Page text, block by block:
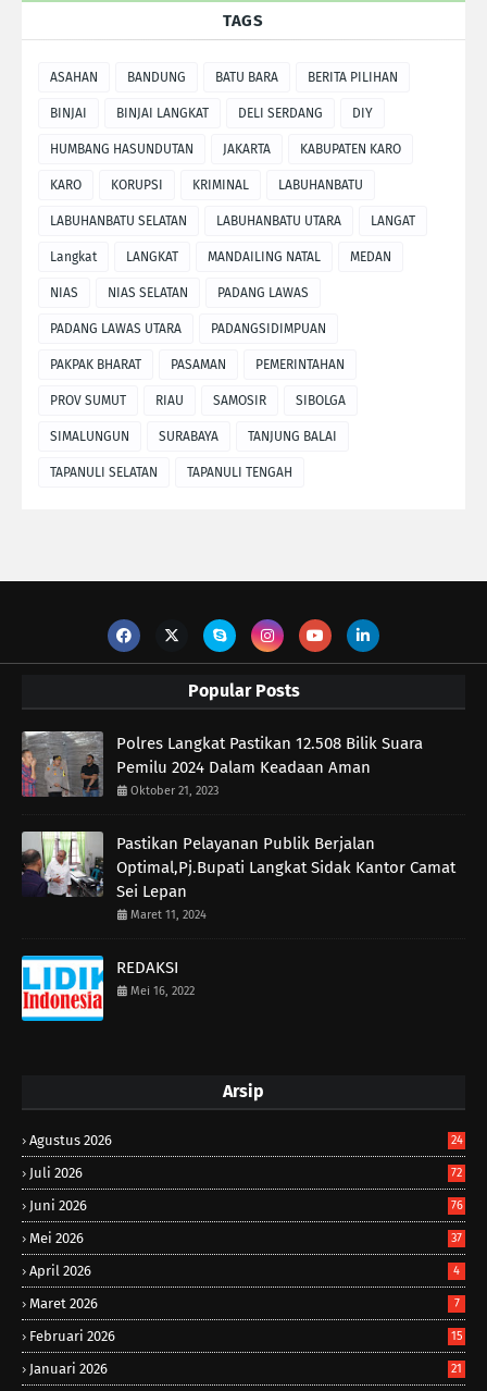
TAGS
ASAHAN BANDUNG BATU BARA BERITA PILIHAN
BINJAI BINJAI LANGKAT DELI SERDANG DIY
HUMBANG HASUNDUTAN JAKARTA KABUPATEN KARO
KARO KORUPSI KRIMINAL LABUHANBATU
LABUHANBATU SELATAN LABUHANBATU UTARA LANGAT
Langkat LANGKAT MANDAILING NATAL MEDAN
NIAS NIAS SELATAN PADANG LAWAS
PADANG LAWAS UTARA PADANGSIDIMPUAN
PAKPAK BHARAT PASAMAN PEMERINTAHAN
PROV SUMUT RIAU SAMOSIR SIBOLGA
SIMALUNGUN SURABAYA TANJUNG BALAI
TAPANULI SELATAN TAPANULI TENGAH
Popular Posts
Polres Langkat Pastikan 12.508 Bilik Suara
Pemilu 2024 Dalam Keadaan Aman
Oktober 21, 2023
Pastikan Pelayanan Publik Berjalan
Optimal,Pj.Bupati Langkat Sidak Kantor Camat
Sei Lepan
Maret 11, 2024
REDAKSI
Mei 16, 2022
Arsip
Agustus 2026 24
Juli 2026 72
Juni 2026 76
Mei 2026 37
April 2026 4
Maret 2026 7
Februari 2026 15
Januari 2026 21